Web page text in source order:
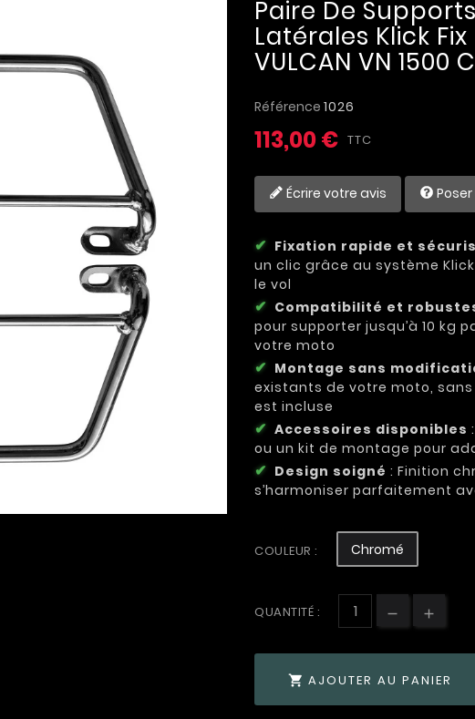
Paire De
Latérales Klick Fix
VULCAN VN 1500
Référence 1026
113,00 € TTC
Écrire votre avis
Fixation rapide et
un clic grâce au système
le vol
Compatibilité et
pour supporter jusqu’à 10 kg
votre moto
Montage sans
existants de votre moto,
est incluse
Accessoires disponibles
ou un kit de montage pour
Design soigné : Finition
s’harmoniser parfaitement
COULEUR : Chromé
QUANTITÉ :
 AJOUTER AU PANIER